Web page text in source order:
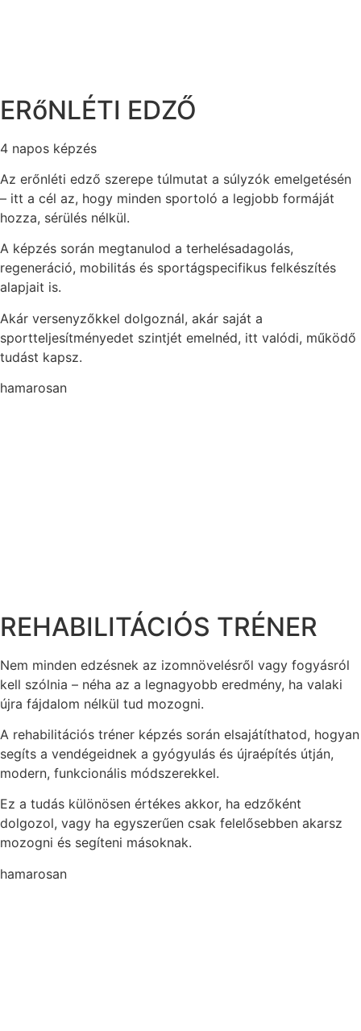
ERőNLÉTI EDZŐ
4 napos képzés
Az erőnléti edző szerepe túlmutat a súlyzók emelgetésén
– itt a cél az, hogy minden sportoló a legjobb formáját
hozza, sérülés nélkül.
A képzés során megtanulod a terhelésadagolás,
regeneráció, mobilitás és sportágspecifikus felkészítés
alapjait is.
Akár versenyzőkkel dolgoznál, akár saját a
sportteljesítményedet szintjét emelnéd, itt valódi, működő
tudást kapsz.
hamarosan
REHABILITÁCIÓS TRÉNER
Nem minden edzésnek az izomnövelésről vagy fogyásról
kell szólnia – néha az a legnagyobb eredmény, ha valaki
újra fájdalom nélkül tud mozogni.
A rehabilitációs tréner képzés során elsajátíthatod, hogyan
segíts a vendégeidnek a gyógyulás és újraépítés útján,
modern, funkcionális módszerekkel.
Ez a tudás különösen értékes akkor, ha edzőként
dolgozol, vagy ha egyszerűen csak felelősebben akarsz
mozogni és segíteni másoknak.
hamarosan